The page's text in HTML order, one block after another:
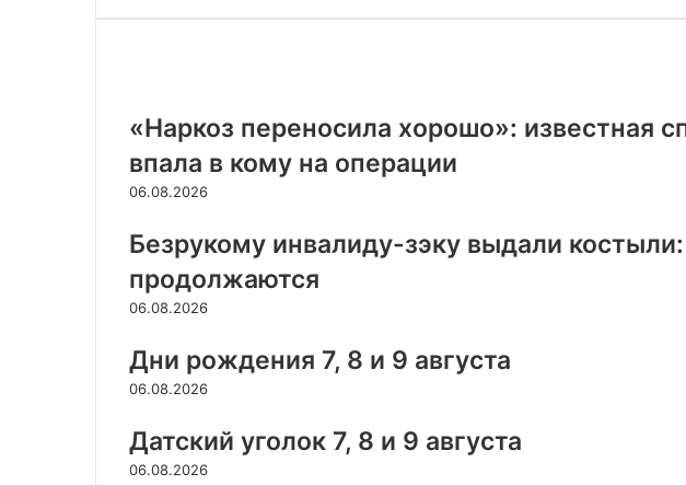
«Наркоз переносила хорошо»: известная
впала в кому на операции
06.08.2026
Безрукому инвалиду-зэку выдали
продолжаются
06.08.2026
Дни рождения 7, 8 и 9 августа
06.08.2026
Датский уголок 7, 8 и 9 августа
06.08.2026